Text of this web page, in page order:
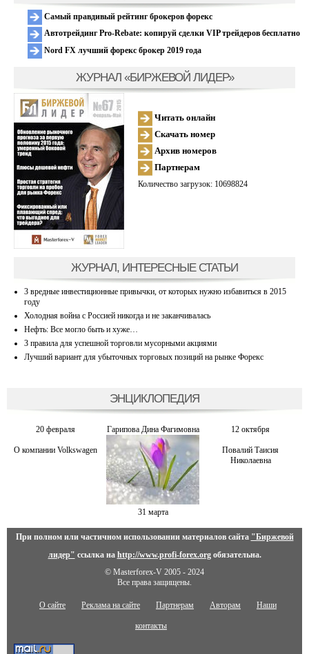
Самый правдивый рейтинг брокеров форекс
Автотрейдинг Pro-Rebate: копируй сделки VIP трейдеров бесплатно
Nord FX лучший форекс брокер 2019 года
ЖУРНАЛ «БИРЖЕВОЙ ЛИДЕР»
Читать онлайн
Скачать номер
Архив номеров
Партнерам
Количество загрузок: 10698824
ЖУРНАЛ, ИНТЕРЕСНЫЕ СТАТЬИ
3 вредные инвестиционные привычки, от которых нужно избавиться в 2015
году
Холодная война с Россией никогда и не заканчивалась
Нефть: Все могло быть и хуже…
3 правила для успешной торговли мусорными акциями
Лучший вариант для убыточных торговых позиций на рынке Форекс
ЭНЦИКЛОПЕДИЯ
20 февраля Гарипова Дина Фaгимовнa 12 октября
О компании Volkswagen
31 марта
Повалий Таисия
Николаевна
При полном или частичном использовании материалов сайта "Биржевой
лидер" ссылка на http://www.profi-forex.orgобязательна.
© Masterforex-V 2005 - 2024
Все права защищены.
О сайте Реклама на сайте Партнерам Авторам Наши
контакты